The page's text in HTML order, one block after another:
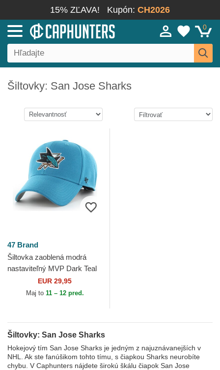
15% ZĽAVA! Kupón: CH2026
0
Šiltovky: San Jose Sharks
47 Brand
Šiltovka zaoblená modrá
nastaviteľný MVP Dark Teal
San Jose Sharks NHL 47
EUR 29,95
Maj to 11 – 12 pred.
Šiltovky: San Jose Sharks
Hokejový tím San Jose Sharks je jedným z najuznávanejších v
NHL. Ak ste fanúšikom tohto tímu, s čiapkou Sharks neurobíte
chybu. V Caphunters nájdete širokú škálu čiapok San Jose